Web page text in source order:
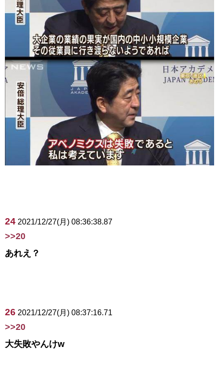
24 2021/12/27(月) 08:36:38.87
>>20
あれえ？
26 2021/12/27(月) 08:37:16.71
>>20
大失敗やんけw